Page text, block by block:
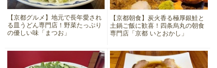
【京都グルメ】地元で長年愛され
る皿うどん専門店！野菜たっぷり
の優しい味「まつお」
【京都朝食】炭火香る極厚銀鮭と
土鍋ご飯に歓喜！四条烏丸の朝食
専門店「京都 いとおかし」